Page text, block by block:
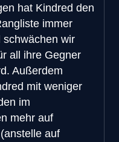
hat Kindred den
immer
schwächen wir
all ihre Gegner
Außerdem
mit weniger
im
mehr auf
auf